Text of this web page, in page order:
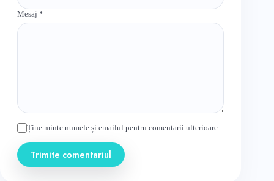
Mesaj *
Ține minte numele și emailul pentru comentarii ulterioare
Trimite comentariul